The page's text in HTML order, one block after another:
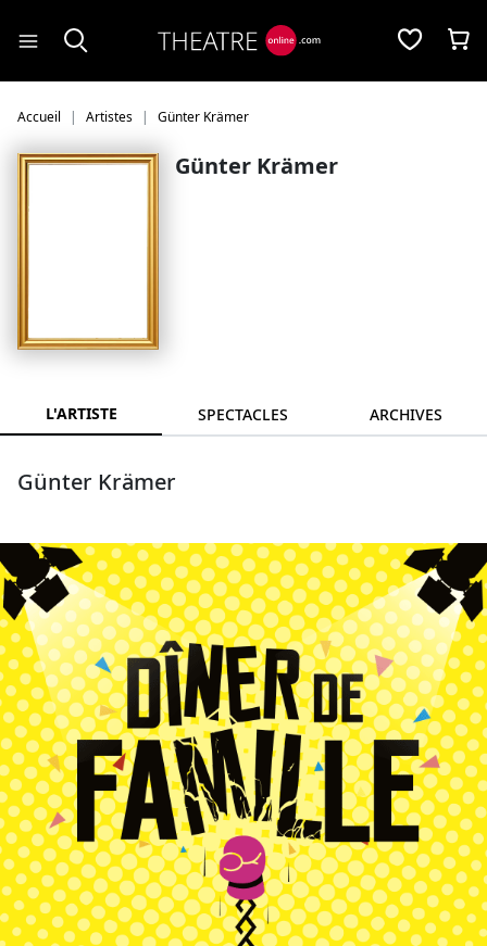
Accueil Artistes Günter Krämer
Günter Krämer
L'ARTISTE SPECTACLES ARCHIVES
Günter Krämer